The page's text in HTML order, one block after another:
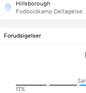
Hillsborough
Fodboldkamp Deltagelse:
Forudsigelser
17%